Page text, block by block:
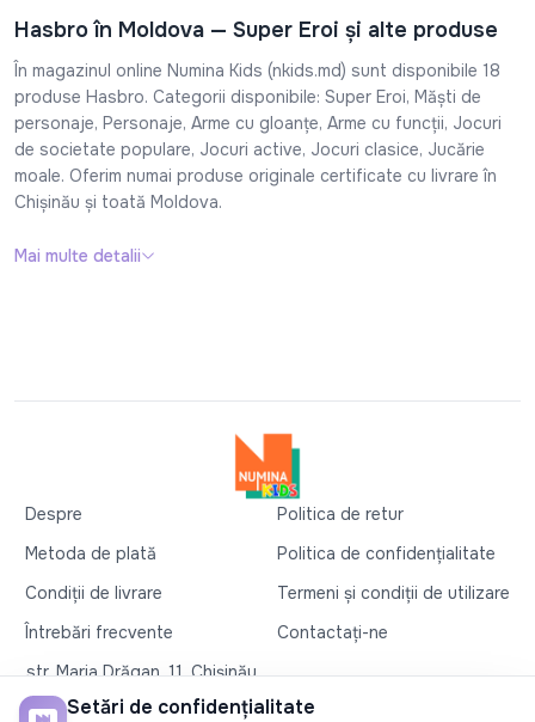
Hasbro în Moldova — Super Eroi și alte produse
În magazinul online Numina Kids (nkids.md) sunt disponibile 18
produse Hasbro. Categorii disponibile: Super Eroi, Măști de
personaje, Personaje, Arme cu gloanțe, Arme cu funcții, Jocuri
de societate populare, Jocuri active, Jocuri clasice, Jucărie
moale. Oferim numai produse originale certificate cu livrare în
Chișinău și toată Moldova.
Mai multe detalii
Despre
Politica de retur
Metoda de plată
Politica de confidențialitate
Condiții de livrare
Termeni și condiții de utilizare
Întrebări frecvente
Contactați-ne
str. Maria Drăgan, 11, Chișinău
+37360327279
Setări de confidențialitate